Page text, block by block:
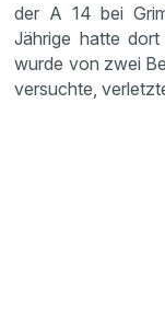
der A 14 bei
Jährige hatte
wurde von zwei
versuchte,